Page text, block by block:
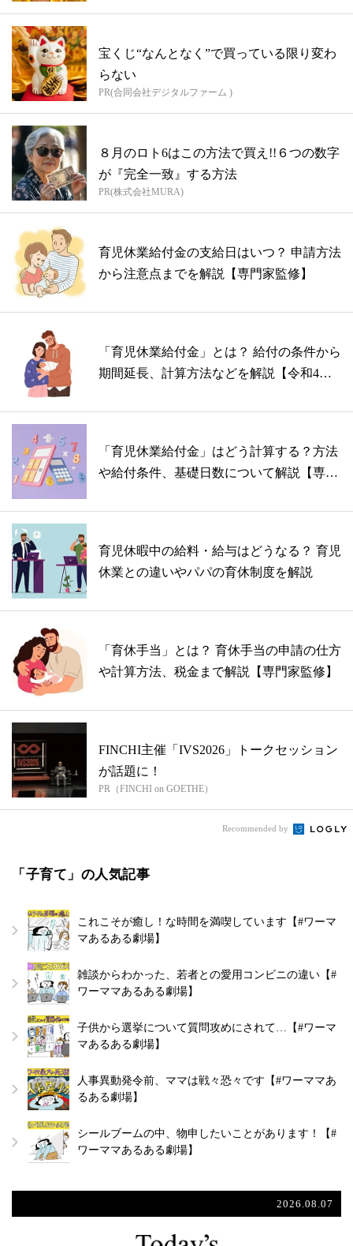
宝くじ“なんとなく”で買っている限り変わ
らない
PR(合同会社デジタルファーム )
８月のロト6はこの方法で買え!!６つの数字
が『完全一致』する方法
PR(株式会社MURA)
育児休業給付金の支給日はいつ？ 申請方法
から注意点までを解説【専門家監修】
「育児休業給付金」とは？ 給付の条件から
期間延長、計算方法などを解説【令和4年
「育児休業給付金」はどう計算する？方法
や給付条件、基礎日数について解説【専門
育児休暇中の給料・給与はどうなる？ 育児
休業との違いやパパの育休制度を解説
「育休手当」とは？ 育休手当の申請の仕方
や計算方法、税金まで解説【専門家監修】
FINCHI主催「IVS2026」トークセッション
が話題に！
PR（FINCHI on GOETHE）
Recommended by
「子育て」の人気記事
これこそが癒し！な時間を満喫しています【#ワーマ
マあるある劇場】
雑談からわかった、若者との愛用コンビニの違い【#
ワーママあるある劇場】
子供から選挙について質問攻めにされて…【#ワーマ
マあるある劇場】
人事異動発令前、ママは戦々恐々です【#ワーママあ
るある劇場】
シールブームの中、物申したいことがあります！【#
ワーママあるある劇場】
2026.08.07